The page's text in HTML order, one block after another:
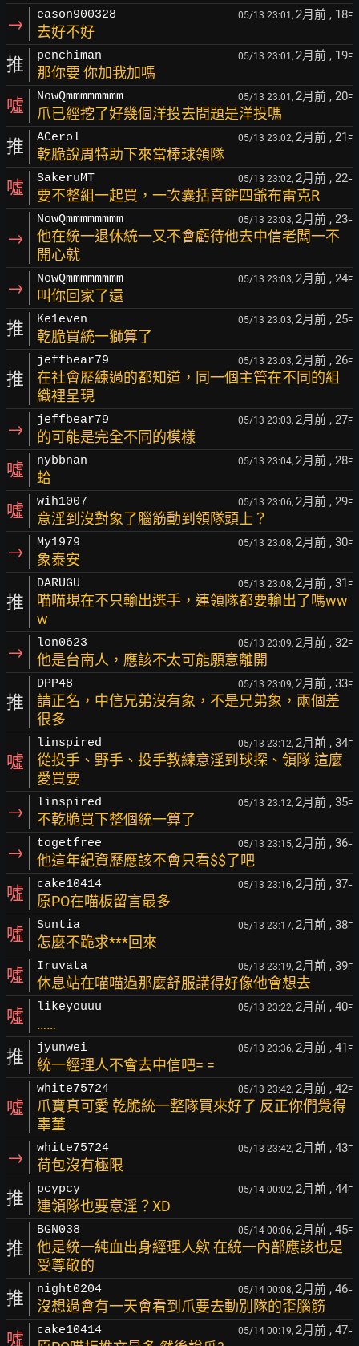
→ eason900328 05/13 23:01, 2月前 , 18F
去好不好
推 penchiman 05/13 23:01, 2月前 , 19F
那你要 你加我加嗎
噓 NowQmmmmmmmm 05/13 23:01, 2月前 , 20F
爪已經挖了好幾個洋投去問題是洋投嗎
推 ACerol 05/13 23:02, 2月前 , 21 F
乾脆說周特助下來當棒球領隊
噓 SakeruMT 05/13 23:02, 2月前 , 22F
要不整組一起買，一次囊括喜餅四爺布雷克R
→
NowQmmmmmmmm 05/13 23:03, 2月前 , 23F
他在統一退休統一又不會虧待他去中信老闆一不
開心就
→ NowQmmmmmmmm 05/13 23:03, 2月前 , 24F
叫你回家了還
推 Ke1even 05/13 23:03, 2月前 , 25F
乾脆買統一獅算了
推
jeffbear79 05/13 23:03, 2月前 , 26F
在社會歷練過的都知道，同一個主管在不同的組
織裡呈現
→ jeffbear79 05/13 23:03, 2月前 , 27F
的可能是完全不同的模樣
噓 nybbnan 05/13 23:04, 2月前 , 28F
蛤
噓 wih1007 05/13 23:06, 2月前 , 29F
意淫到沒對象了腦筋動到領隊頭上？
→ My1979 05/13 23:08, 2月前 , 30F
象泰安
推
DARUGU 05/13 23:08, 2月前 , 31 F
喵喵現在不只輸出選手，連領隊都要輸出了嗎ww
w
→ lon0623 05/13 23:09, 2月前 , 32F
他是台南人，應該不太可能願意離開
推
DPP48 05/13 23:09, 2月前 , 33F
請正名，中信兄弟沒有象，不是兄弟象，兩個差
很多
噓
linspired 05/13 23:12, 2月前 , 34F
從投手、野手、投手教練意淫到球探、領隊 這麼
愛買要
→ linspired 05/13 23:12, 2月前 , 35F
不乾脆買下整個統一算了
→ togetfree 05/13 23:15, 2月前 , 36F
他這年紀資歷應該不會只看$$了吧
噓 cake10414 05/13 23:16, 2月前 , 37F
原PO在喵板留言最多
噓 Suntia 05/13 23:17, 2月前 , 38F
怎麼不跪求***回來
噓 Iruvata 05/13 23:19, 2月前 , 39F
休息站在喵喵過那麼舒服講得好像他會想去
噓 likeyouuu 05/13 23:22, 2月前 , 40F
……
推 jyunwei 05/13 23:36, 2月前 , 41 F
統一經理人不會去中信吧= =
噓
white75724 05/13 23:42, 2月前 , 42F
爪寶真可愛 乾脆統一整隊買來好了 反正你們覺得
辜董
→ white75724 05/13 23:42, 2月前 , 43F
荷包沒有極限
推 pcypcy 05/14 00:02, 2月前 , 44F
連領隊也要意淫？XD
推
BGN038 05/14 00:06, 2月前 , 45F
他是統一純血出身經理人欸 在統一內部應該也是
受尊敬的
推 night0204 05/14 00:08, 2月前 , 46F
沒想過會有一天會看到爪要去動別隊的歪腦筋
噓 cake10414 05/14 00:19, 2月前 , 47F